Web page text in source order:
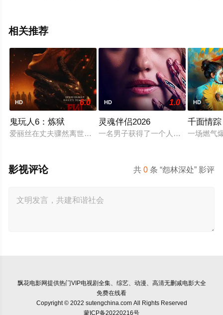
相关推荐
HD 6.0
鬼玩人6：炼狱
爱丽丝在丈夫骤然离世后深陷悲痛，受邀前往公婆的乡间庄园
HD 1.0
灵魂伴侣2026
一名男子获得了一个人工智能机器人
HD
千面情踪
一场燃气
共0 条 “怨林深处” 影评
影视评论
飘花电影网提供热门VIP电视剧全集、综艺、动漫、高清无删减电影大全
免费在线看
Copyright © 2022 sutengchina.com All Rights Reserved
蒙ICP备20220216号